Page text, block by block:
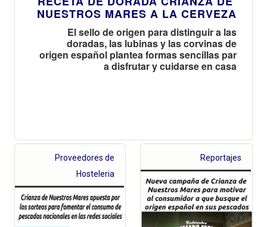
NUESTROS MARES A LA CERVEZA
El sello de origen para distinguir a las
doradas, las lubinas y las corvinas de
origen español plantea formas sencillas par
a disfrutar y cuidarse en casa
Proveedores de
Hosteleria
Reportajes